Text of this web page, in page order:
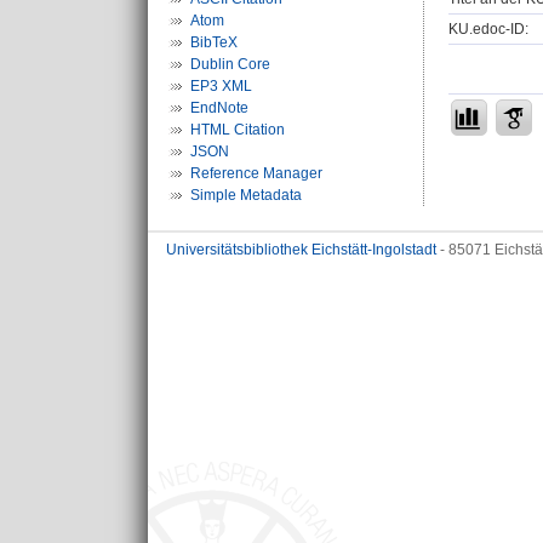
Atom
BibTeX
Dublin Core
EP3 XML
EndNote
HTML Citation
JSON
Reference Manager
Simple Metadata
KU.edoc-ID:
Universitätsbibliothek Eichstätt-Ingolstadt- 85071